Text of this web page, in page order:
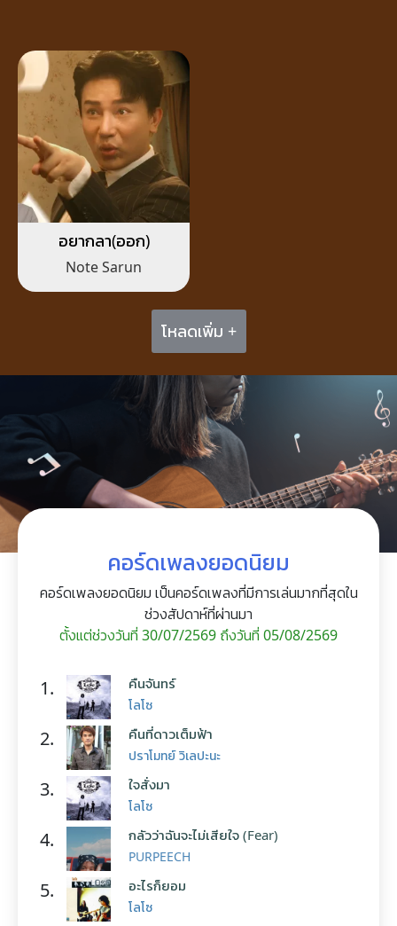
อยากลา(ออก)
Note Sarun
โหลดเพิ่ม +
คอร์ดเพลงยอดนิยม
คอร์ดเพลงยอดนิยม เป็นคอร์ดเพลงที่มีการเล่นมากที่สุดใน
ช่วงสัปดาห์ที่ผ่านมา
ตั้งแต่ช่วงวันที่ 30/07/2569 ถึงวันที่ 05/08/2569
1. คืนจันทร์
โลโซ
2. คืนที่ดาวเต็มฟ้า
ปราโมทย์ วิเลปะนะ
3. ใจสั่งมา
โลโซ
4. กลัวว่าฉันจะไม่เสียใจ (Fear)
PURPEECH
5. อะไรก็ยอม
โลโซ